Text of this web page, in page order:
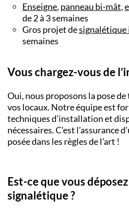
Enseigne, panneau bi-mât,
de 2 à 3 semaines
Gros projet de
semaines
Vous chargez-vous de
Oui, nous proposons la pose
vos locaux. Notre équipe est
techniques d’installation et
nécessaires. C’est l’assurance
posée dans les règles de l’art !
Est-ce que vous
signalétique ?